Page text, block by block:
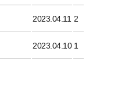
2023.04.11 2
2023.04.10 1